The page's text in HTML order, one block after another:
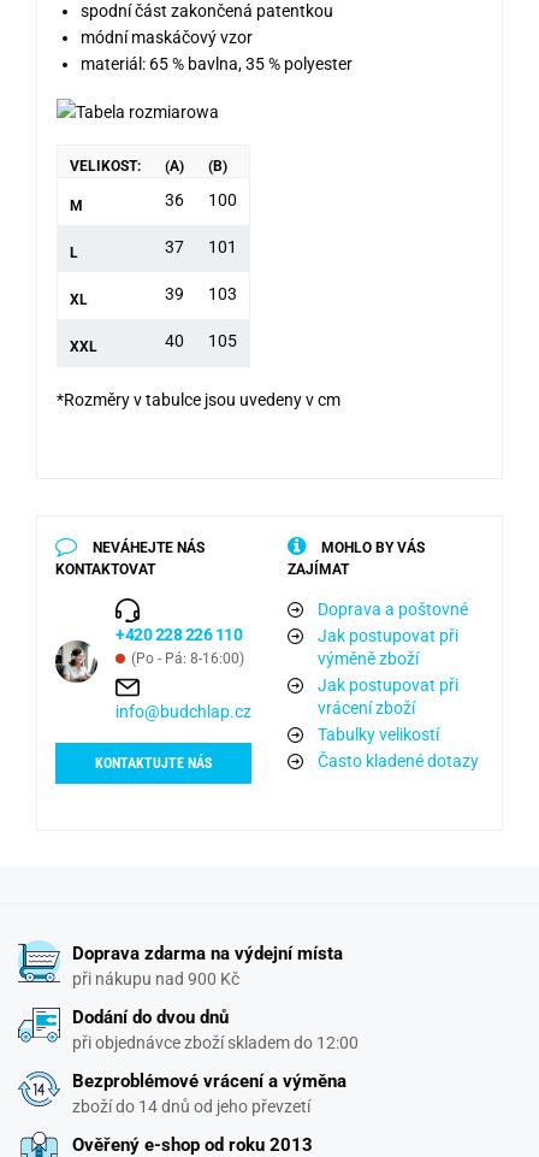
spodní část zakončená patentkou
módní maskáčový vzor
materiál: 65 % bavlna, 35 % polyester
VELIKOST: (A) (B)
M 36 100
L 37 101
XL 39 103
XXL 40 105
*Rozměry v tabulce jsou uvedeny v cm
NEVÁHEJTE NÁS
KONTAKTOVAT
+420 228 226 110
(Po - Pá: 8-16:00)
info@budchlap.cz
KONTAKTUJTE NÁS
MOHLO BY VÁS
ZAJÍMAT
Doprava a poštovné
Jak postupovat při
výměně zboží
Jak postupovat při
vrácení zboží
Tabulky velikostí
Často kladené dotazy
Doprava zdarma na výdejní místa
při nákupu nad 900 Kč
Dodání do dvou dnů
při objednávce zboží skladem do 12:00
Bezproblémové vrácení a výměna
zboží do 14 dnů od jeho převzetí
Ověřený e-shop od roku 2013